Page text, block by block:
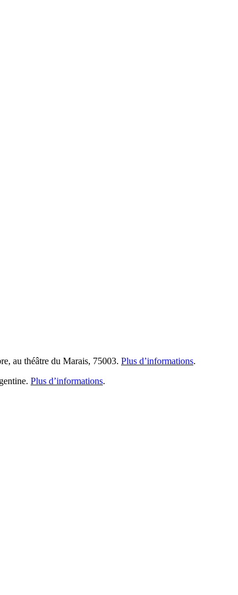
au théâtre du Marais, 75003. Plus d’informations.
Plus d’informations.